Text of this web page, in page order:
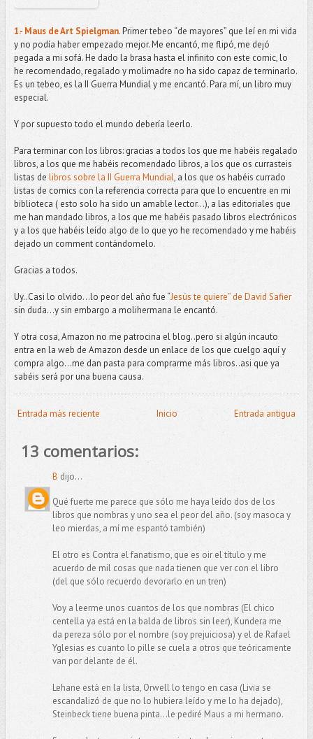
1.- Maus de Art Spielgman. Primer tebeo “de mayores” que leí en mi vida
y no podía haber empezado mejor. Me encantó, me flipó, me dejó
pegada a mi sofá. He dado la brasa hasta el infinito con este comic, lo
he recomendado, regalado y molimadre no ha sido capaz de terminarlo.
Es un tebeo, es la II Guerra Mundial y me encantó. Para mí, un libro muy
especial.
Y por supuesto todo el mundo debería leerlo.
Para terminar con los libros: gracias a todos los que me habéis regalado
libros, a los que me habéis recomendado libros, a los que os currasteis
listas de libros sobre la II Guerra Mundial, a los que os habéis currado
listas de comics con la referencia correcta para que lo encuentre en mi
biblioteca ( esto solo ha sido un amable lector…), a las editoriales que
me han mandado libros, a los que me habéis pasado libros electrónicos
y a los que habéis leído algo de lo que yo he recomendado y me habéis
dejado un comment contándomelo.
Gracias a todos.
Uy..Casi lo olvido...lo peor del año fue “Jesús te quiere” de David Safier
sin duda...y sin embargo a molihermana le encantó.
Y otra cosa, Amazon no me patrocina el blog..pero si algún incauto
entra en la web de Amazon desde un enlace de los que cuelgo aquí y
compra algo…me dan pasta para comprarme más libros..asi que ya
sabéis será por una buena causa.
Entrada más reciente Entrada antigua
Inicio
13 comentarios:
B dijo...
Qué fuerte me parece que sólo me haya leído dos de los
libros que nombras y uno sea el peor del año. (soy masoca y
leo mierdas, a mí me espantó también)
El otro es Contra el fanatismo, que es oir el título y me
acuerdo de mil cosas que nada tienen que ver con el libro
(del que sólo recuerdo devorarlo en un tren)
Voy a leerme unos cuantos de los que nombras (El chico
centella ya está en la balda de libros sin leer), Kundera me
da pereza sólo por el nombre (soy prejuiciosa) y el de Rafael
Yglesias es cuanto lo pille se cuela a otros que teóricamente
van por delante de él.
Lehane está en la lista, Orwell lo tengo en casa (Livia se
escandalizó de que no lo hubiera leído y me lo ha dejado),
Steinbeck tiene buena pinta...le pediré Maus a mi hermano.